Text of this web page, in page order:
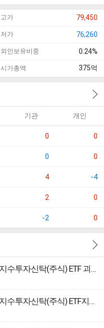
고가 79,450
저가 76,260
외인보유비중 0.24%
시가총액 375억
기관 개인
0 0
0 0
4 -4
2 0
-2 0
미래에셋 TIGER 모멘텀증권상장지수투자신탁(주식) ETF 괴리율 초과 발생
미래에셋 TIGER 모멘텀증권상장지수투자신탁(주식) ETF지정참가회사(AP)추가ㆍ해지ㆍ변경안내